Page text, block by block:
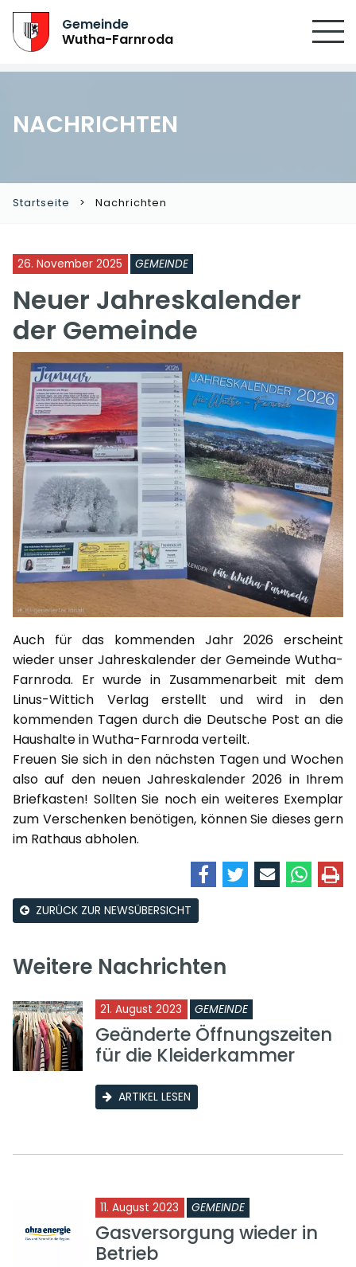
Gemeinde
Wutha-Farnroda
NACHRICHTEN
Startseite Nachrichten
26. November 2025 GEMEINDE
Neuer Jahreskalender
der Gemeinde
Auch für das kommenden Jahr 2026 erscheint
wieder unser Jahreskalender der Gemeinde Wutha-
Farnroda. Er wurde in Zusammenarbeit mit dem
Linus-Wittich Verlag erstellt und wird in den
kommenden Tagen durch die Deutsche Post an die
Haushalte in Wutha-Farnroda verteilt.
Freuen Sie sich in den nächsten Tagen und Wochen
also auf den neuen Jahreskalender 2026 in Ihrem
Briefkasten! Sollten Sie noch ein weiteres Exemplar
zum Verschenken benötigen, können Sie dieses gern
im Rathaus abholen.
ZURÜCK ZUR NEWSÜBERSICHT
Weitere Nachrichten
21. August 2023 GEMEINDE
Geänderte Öffnungszeiten
für die Kleiderkammer
ARTIKEL LESEN
11. August 2023 GEMEINDE
Gasversorgung wieder in
Betrieb